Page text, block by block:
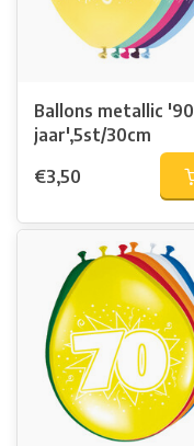
Ballons metallic '90
jaar',5st/30cm
€3,50